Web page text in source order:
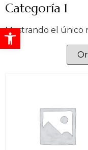
Abrir barra de herramientas
Categoría 1
Mostrando el único